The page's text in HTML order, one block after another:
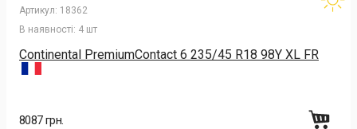
Артикул: 18362
В наявності: 4 шт
Continental PremiumContact 6 235/45 R18 98Y XL FR
8087 грн.